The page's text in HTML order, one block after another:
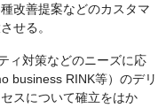
改善提案などのカスタマ
せる。
ィ対策などのニーズに応
business RINK等）のデリ
スについて確立をはか